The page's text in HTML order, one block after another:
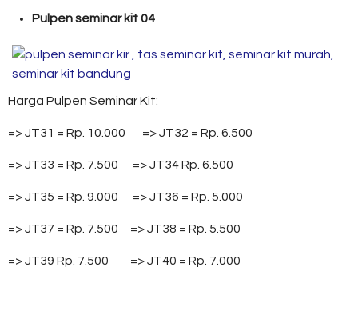
Pulpen seminar kit 04
Harga Pulpen Seminar Kit:
=> JT31 = Rp. 10.000 => JT32 = Rp. 6.500
=> JT33 = Rp. 7.500 => JT34 Rp. 6.500
=> JT35 = Rp. 9.000 => JT36 = Rp. 5.000
=> JT37 = Rp. 7.500 => JT38 = Rp. 5.500
=> JT39 Rp. 7.500 => JT40 = Rp. 7.000